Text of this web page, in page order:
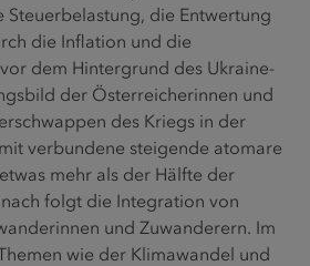
die Entwertung
die Inflation und die
dem Hintergrund des Ukraine-
der Österreicherinnen und
des Kriegs in der
verbundene steigende atomare
mehr als der Hälfte der
folgt die Integration von
und Zuwanderern. Im
wie der Klimawandel und